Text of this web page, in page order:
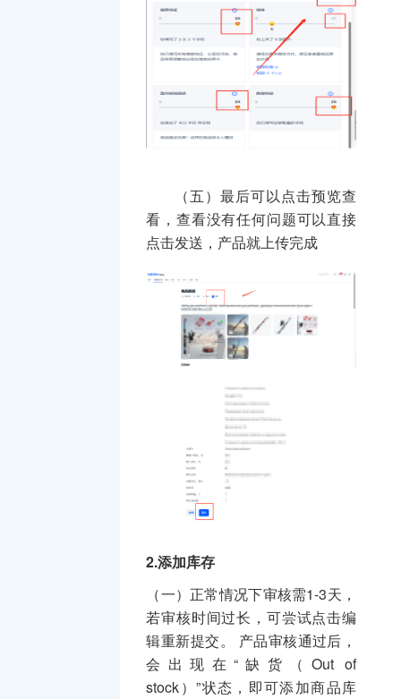
（五）最后可以点击预览查
看，查看没有任何问题可以直接
点击发送，产品就上传完成
2.添加库存
（一）正常情况下审核需1-3天，
若审核时间过长，可尝试点击编
辑重新提交。 产品审核通过后，
会出现在“缺货（Out of
stock）”状态，即可添加商品库